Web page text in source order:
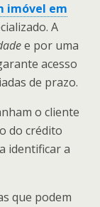
imóvel em
A
e por uma
acesso
de prazo.
o cliente
do crédito
identificar a
que podem